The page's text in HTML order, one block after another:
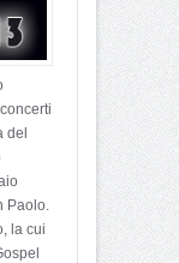
del
Paolo.
la cui